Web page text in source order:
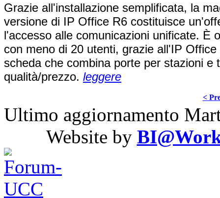
Grazie all'installazione semplificata, la
versione di IP Office R6 costituisce
l'accesso alle comunicazioni unificate. È
con meno di 20 utenti, grazie all'IP
scheda che combina porte per stazioni
qualità/prezzo. leggere
<
Ultimo aggiornamento
Website by